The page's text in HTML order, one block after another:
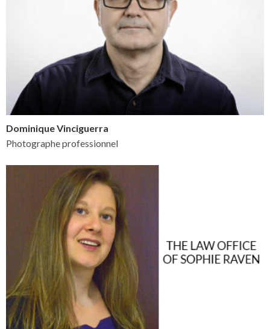
Dominique Vinciguerra
Photographe professionnel